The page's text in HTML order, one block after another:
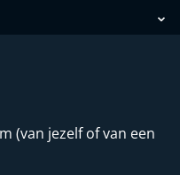
(van jezelf of van een